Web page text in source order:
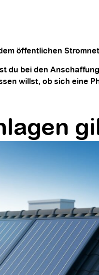
öffentlichen
du bei den
willst, ob sich eine